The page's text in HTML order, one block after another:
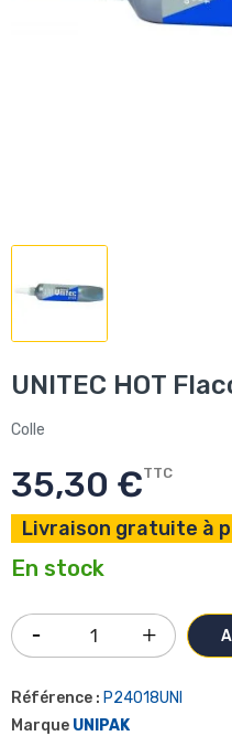
UNITEC HOT
Colle
35,30 €TTC
Livraison gratuite à
En stock
Référence : P24018UNI
Marque UNIPAK